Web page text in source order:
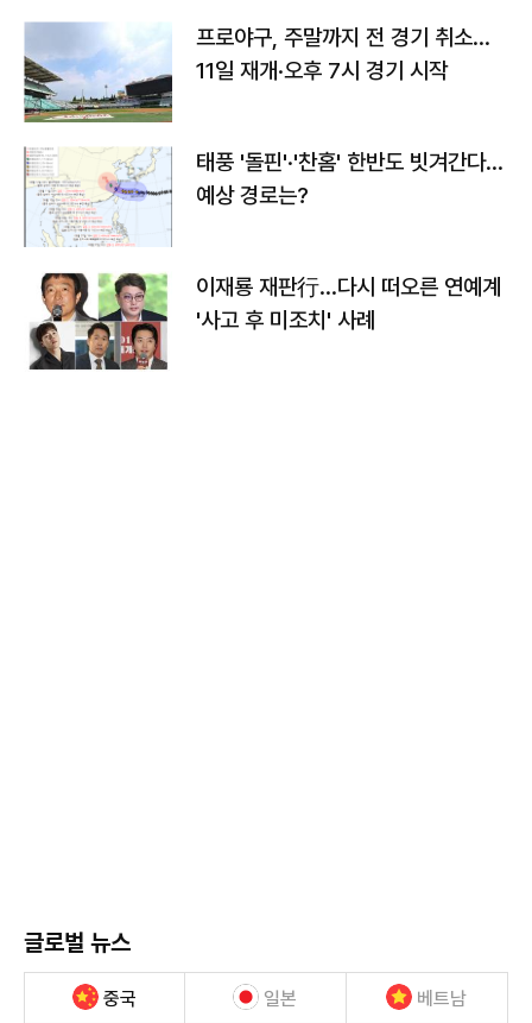
프로야구, 주말까지 전 경기 취소…
11일 재개·오후 7시 경기 시작
태풍 '돌핀'·'찬홈' 한반도 빗겨간다…
예상 경로는?
이재룡 재판行…다시 떠오른 연예계
'사고 후 미조치' 사례
글로벌 뉴스
중국 일본 베트남